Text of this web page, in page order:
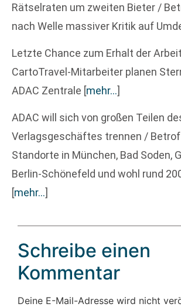
Rätselraten um zweiten Bieter /
nach Welle massiver Kritik auf
Letzte Chance zum Erhalt der
CartoTravel-Mitarbeiter planen
ADAC Zentrale [mehr…]
ADAC will sich von großen Teilen
Verlagsgeschäftes trennen /
Standorte in München, Bad Soden,
Berlin-Schönefeld und wohl rund
[mehr…]
Schreibe einen
Kommentar
Deine E-Mail-Adresse wird nicht